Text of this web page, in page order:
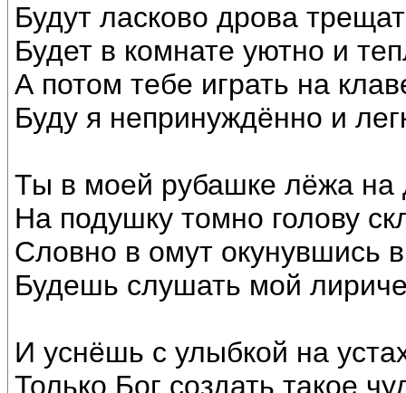
Будут ласково дрова
Будет в комнате уютно и
А потом тебе играть на
Буду я непринуждённо и
Ты в моей рубашке лёжа на
На подушку томно голову
Словно в омут окунувшись
Будешь слушать мой
И уснёшь с улыбкой на
Только Бог создать такое